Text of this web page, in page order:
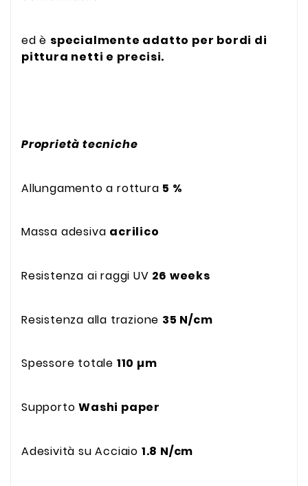
ed è specialmente adatto per bordi di
pittura netti e precisi.
Proprietà tecniche
Allungamento a rottura 5 %
Massa adesiva acrilico
Resistenza ai raggi UV 26 weeks
Resistenza alla trazione 35 N/cm
Spessore totale 110 µm
SupportoWashi paper
Adesività su Acciaio 1.8 N/cm